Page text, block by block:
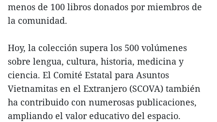
menos de 100 libros donados por miembros de
la comunidad.
Hoy, la colección supera los 500 volúmenes
sobre lengua, cultura, historia, medicina y
ciencia. El Comité Estatal para Asuntos
Vietnamitas en el Extranjero (SCOVA) también
ha contribuido con numerosas publicaciones,
ampliando el valor educativo del espacio.